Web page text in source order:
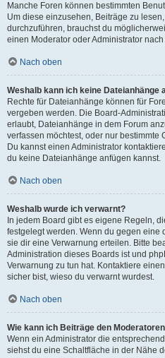
Manche Foren können bestimmten
Um diese einzusehen, Beiträge zu
durchzuführen, brauchst du
einen Moderator oder Administrator
Nach oben
Weshalb kann ich keine Dateianhänge
Rechte für Dateianhänge können für
vergeben werden. Die Board-
erlaubt, Dateianhänge in dem Forum
verfassen möchtest, oder nur
Du kannst einen Administrator
du keine Dateianhänge anfügen kannst.
Nach oben
Weshalb wurde ich verwarnt?
In jedem Board gibt es eigene Regeln,
festgelegt werden. Wenn du gegen eine
sie dir eine Verwarnung erteilen. Bitte
Administration dieses Boards ist und
Verwarnung zu tun hat. Kontaktiere
sicher bist, wieso du verwarnt wurdest.
Nach oben
Wie kann ich Beiträge den
Wenn ein Administrator die
siehst du eine Schaltfläche in der Nähe